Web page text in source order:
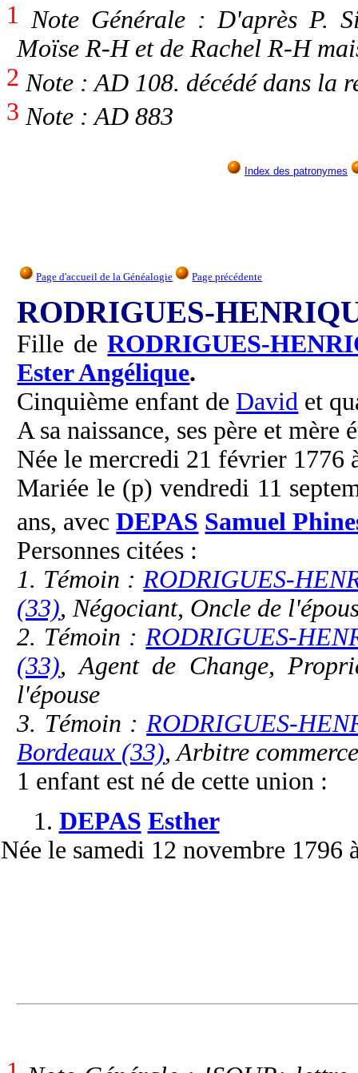
1 Note Générale : D'après P.
Moïse R-H et de Rachel R-H
2 Note : AD 108. décédé dans la
3 Note : AD 883
Index des patronymes
Page d'accueil de la Généalogie Page précédente
RODRIGUES-
Fille deRODRIGUES-
Ester Angélique.
Cinquième enfant de David et
A sa naissance, ses père et
Née le mercredi 21 février 1776
Mariée le (p) vendredi 11
ans, avecDEPAS Samuel
Personnes citées :
1. Témoin :RODRIGUES-
(33), Négociant, Oncle de
2. Témoin :RODRIGUES-
(33), Agent de Change,
l'épouse
3. Témoin :RODRIGUES-
Bordeaux (33), Arbitre
1 enfant est né de cette union :
1. DEPAS Esther
Née le samedi 12 novembre 1796